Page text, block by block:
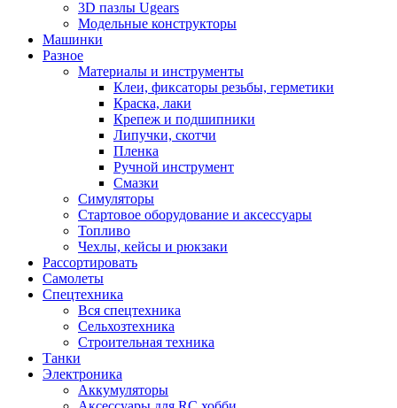
3D пазлы Ugears
Модельные конструкторы
Машинки
Разное
Материалы и инструменты
Клеи, фиксаторы резьбы, герметики
Краска, лаки
Крепеж и подшипники
Липучки, скотчи
Пленка
Ручной инструмент
Смазки
Симуляторы
Стартовое оборудование и аксессуары
Топливо
Чехлы, кейсы и рюкзаки
Рассортировать
Самолеты
Спецтехника
Вся спецтехника
Сельхозтехника
Строительная техника
Танки
Электроника
Аккумуляторы